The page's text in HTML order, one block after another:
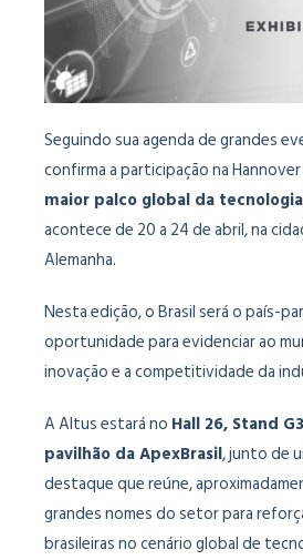
Seguindo sua agenda de grandes
confirma a participação na
maior palco global da
acontece de 20 a 24 de abril, na
Alemanha.
Nesta edição, o Brasil será o país-
oportunidade para evidenciar ao
inovação e a competitividade da
A Altus estará no Hall 26, Stand
pavilhão da ApexBrasil, junto de
destaque que reúne,
grandes nomes do setor para
brasileiras no cenário global de